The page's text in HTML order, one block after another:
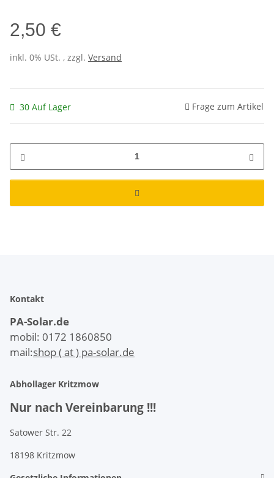
2,50 €
inkl. 0% USt. , zzgl. Versand
30 Auf Lager Frage zum Artikel
Kontakt
PA-Solar.de
mobil: 0172 1860850
mail:shop ( at ) pa-solar.de
Abhollager Kritzmow
Nur nach Vereinbarung !!!
Satower Str. 22
18198 Kritzmow